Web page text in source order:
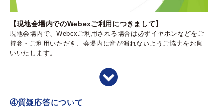
【現地会場内でのWebexご利用につきまして】
現地会場内で、Webexご利用される場合は必ずイヤホンなどをご
持参・ご利用いただき、会場内に音が漏れないようご協力をお願
いいたします。
④質疑応答について